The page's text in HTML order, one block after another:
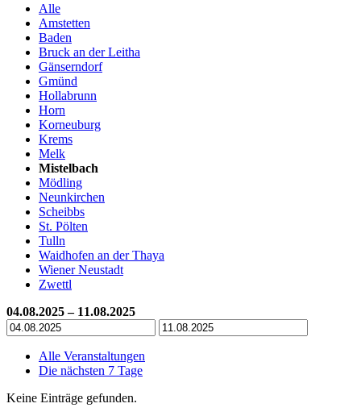
Alle
Amstetten
Baden
Bruck an der Leitha
Gänserndorf
Gmünd
Hollabrunn
Horn
Korneuburg
Krems
Melk
Mistelbach
Mödling
Neunkirchen
Scheibbs
St. Pölten
Tulln
Waidhofen an der Thaya
Wiener Neustadt
Zwettl
04.08.2025 – 11.08.2025
Alle Veranstaltungen
Die nächsten 7 Tage
Keine Einträge gefunden.